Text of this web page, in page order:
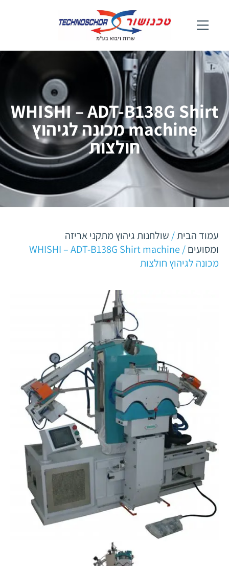
WHISHI – ADT-B138G Shirt
machine מכונה לגיהוץ
חולצות
עמוד הבית/ שולחנות גיהוץ מתקני אריזה
ומסועים / WHISHI – ADT-B138G Shirt machine
מכונה לגיהוץ חולצות